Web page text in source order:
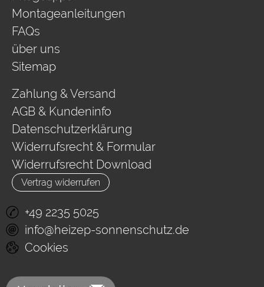
Montageanleitungen
FAQs
über uns
Sitemap
Zahlung & Versand
AGB & Kundeninfo
Datenschutzerklärung
Widerrufsrecht & Formular
Widerrufsrecht Download
Vertrag widerrufen
+49 2235 5025
info@heizep-sonnenschutz.de
Cookies